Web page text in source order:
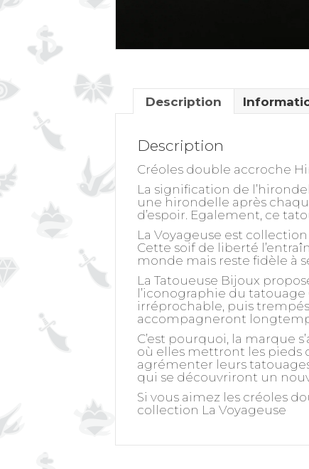
Description
Description
Créoles double accroche
La signification de
une hirondelle après
d’espoir. Egalement, ce
La Voyageuse est
Cette soif de liberté
monde mais reste fidèle à
La Tatoueuse Bijoux
l’iconographie du
irréprochable, puis
accompagneront
C’est pourquoi, la marque
où elles mettront les pieds
agrémenter leurs
qui se découvriront un
Si vous aimez les créoles
collection La Voyageuse